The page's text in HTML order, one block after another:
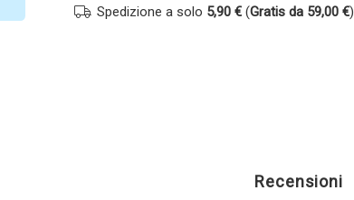
Arancia
Spedizione a solo 5,90 € (Gratis da 59,00 €)
Recensioni